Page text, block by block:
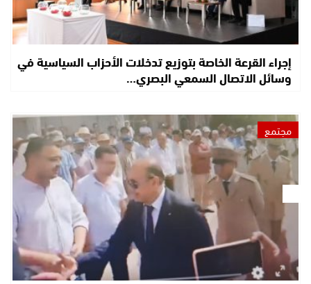
إجراء القرعة الخاصة بتوزيع تدخلات الأحزاب السياسية في
وسائل الاتصال السمعي البصري…
مجتمع